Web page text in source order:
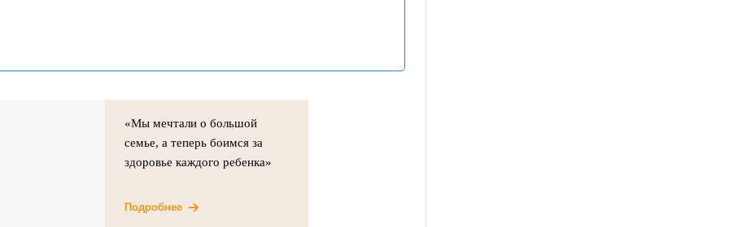
«Мы мечтали о большой
семье, а теперь боимся за
здоровье каждого ребенка»
Подробнее